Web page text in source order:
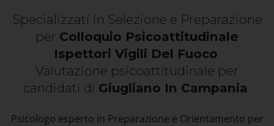
Specializzati in Selezione e Preparazione
per Colloquio Psicoattitudinale
Ispettori Vigili Del Fuoco
Valutazione psicoattitudinale per
candidati di Giugliano In Campania
Psicologo esperto in Preparazione e Orientamento per